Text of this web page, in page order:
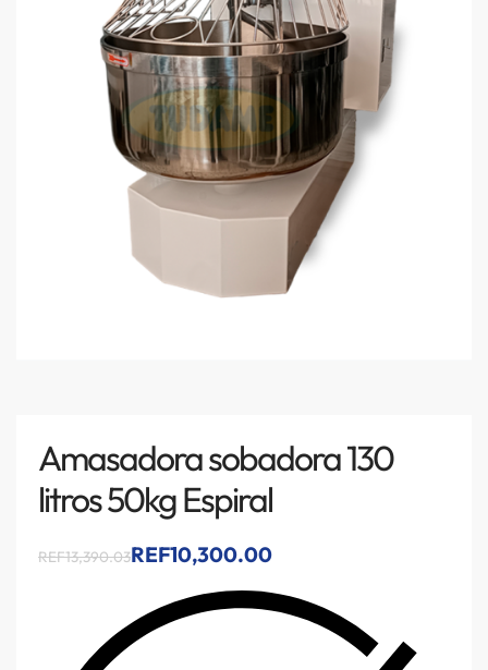
Amasadora sobadora 130
litros 50kg Espiral
REF13,390.03REF10,300.00